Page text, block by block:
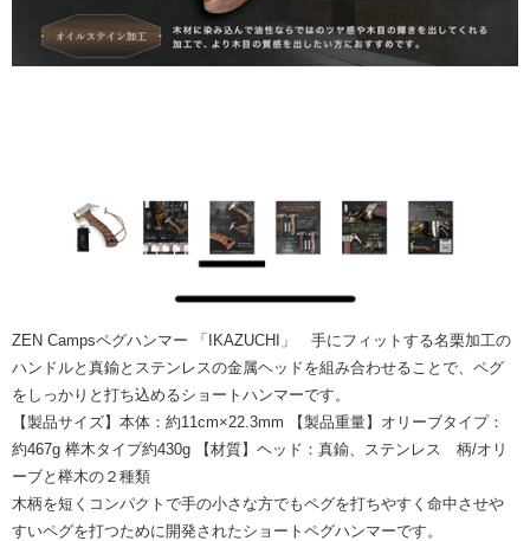
ZEN Campsペグハンマー 「IKAZUCHI」 手にフィットする名栗加工の
ハンドルと真鍮とステンレスの金属ヘッドを組み合わせることで、ペグ
をしっかりと打ち込めるショートハンマーです。
【製品サイズ】本体：約11cm×22.3mm 【製品重量】オリーブタイプ：
約467g 榉木タイプ約430g 【材質】ヘッド：真鍮、ステンレス 柄/オリ
ーブと榉木の２種類
木柄を短くコンパクトで手の小さな方でもペグを打ちやすく命中させや
すいペグを打つために開発されたショートペグハンマーです。